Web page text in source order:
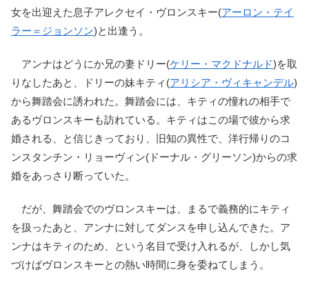
女を出迎えた息子アレクセイ・ヴロンスキー(アーロン・テイ
ラー＝ジョンソン)と出逢う。
アンナはどうにか兄の妻ドリー(ケリー・マクドナルド)を取
りなしたあと、ドリーの妹キティ(アリシア・ヴィキャンデル)
から舞踏会に誘われた。舞踏会には、キティの憧れの相手で
あるヴロンスキーも訪れている。キティはこの場で彼から求
婚される、と信じきっており、旧知の異性で、洋行帰りのコ
ンスタンチン・リョーヴィン(ドーナル・グリーソン)からの求
婚をあっさり断っていた。
だが、舞踏会でのヴロンスキーは、まるで義務的にキティ
を扱ったあと、アンナに対してダンスを申し込んできた。ア
ンナはキティのため、という名目で受け入れるが、しかし気
づけばヴロンスキーとの熱い時間に身を委ねてしまう。